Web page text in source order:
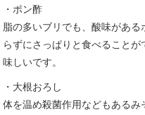
・ポン酢
脂の多いブリでも、酸味があ
らずにさっぱりと食べること
味しいです。
・大根おろし
体を温め殺菌作用などもある